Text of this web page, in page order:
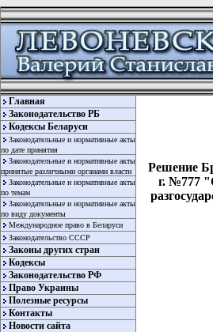
Главная
Законодательство РБ
Кодексы Беларуси
Законодательные и нормативные акты
по дате принятия
Законодательные и нормативные акты
принятые различными органами власти
Законодательные и нормативные акты
по темам
Законодательные и нормативные акты
по виду документы
Международное право в Беларуси
Законодательство СССР
Законы других стран
Кодексы
Законодательство РФ
Право Украины
Полезные ресурсы
Контакты
Новости сайта
Решение
г. №777